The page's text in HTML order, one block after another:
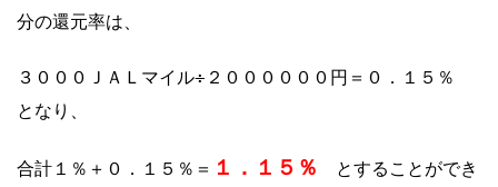
分の還元率は、
３０００ＪＡＬマイル÷２００００００円＝０．１５％
となり、
合計１％＋０．１５％＝ １．１５％
とすることができ